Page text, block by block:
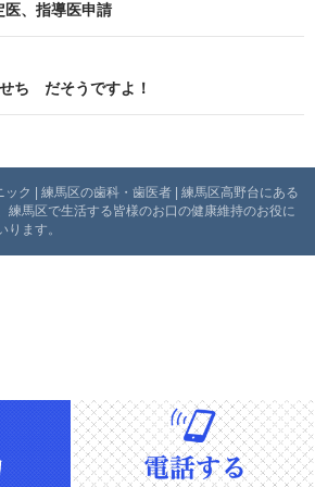
、指導医申請
ち だそうですよ！
ク | 練馬区の歯科・歯医者 | 練馬区高野台にある
練馬区で生活する皆様のお口の健康維持のお役に
ます。